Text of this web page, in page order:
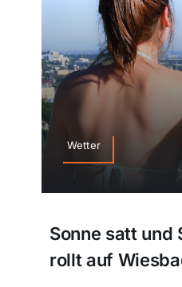
Wetter
Sonne satt und
rollt auf